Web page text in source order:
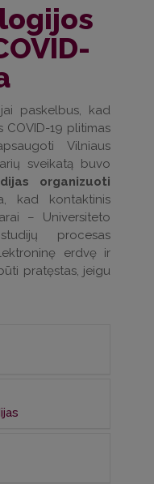
paskelbus, kad
COVID-19 plitimas
Vilniaus
sveikatą buvo
organizuoti
kad kontaktinis
– Universiteto
procesas
erdvę ir
pratęstas, jeigu
į elektroninę